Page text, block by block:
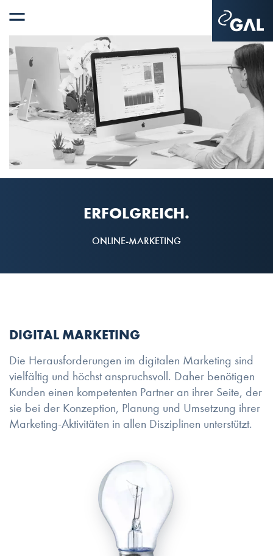
ERFOLGREICH.
ONLINE-MARKETING
DIGITAL MARKETING
Die Herausforderungen im digitalen Marketing sind
vielfältig und höchst anspruchsvoll. Daher benötigen
Kunden einen kompetenten Partner an ihrer Seite, der
sie bei der Konzeption, Planung und Umsetzung ihrer
Marketing-Aktivitäten in allen Disziplinen unterstützt.